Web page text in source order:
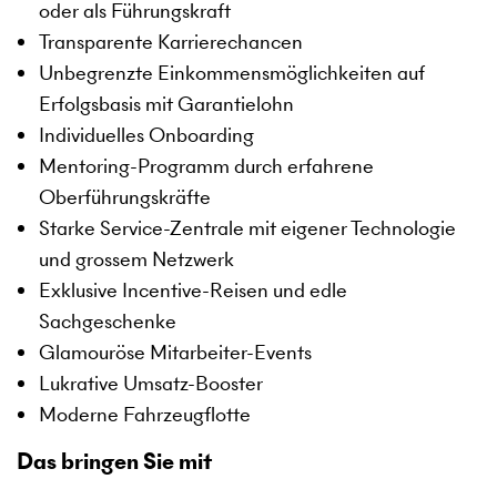
oder als Führungskraft
Transparente Karrierechancen
Unbegrenzte Einkommensmöglichkeiten auf
Erfolgsbasis mit Garantielohn
Individuelles Onboarding
Mentoring-Programm durch erfahrene
Oberführungskräfte
Starke Service-Zentrale mit eigener Technologie
und grossem Netzwerk
Exklusive Incentive-Reisen und edle
Sachgeschenke
Glamouröse Mitarbeiter-Events
Lukrative Umsatz-Booster
Moderne Fahrzeugflotte
Das bringen Sie mit